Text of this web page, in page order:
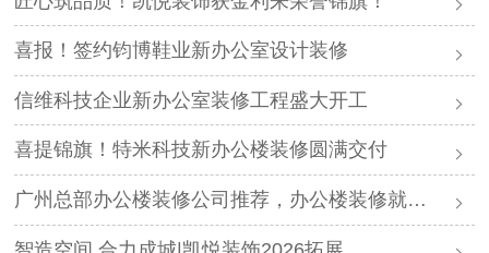
喜报！签约钧博鞋业新办公室设计装修
信维科技企业新办公室装修工程盛大开工
喜提锦旗！特米科技新办公楼装修圆满交付
广州总部办公楼装修公司推荐，办公楼装修就找凯悦装饰